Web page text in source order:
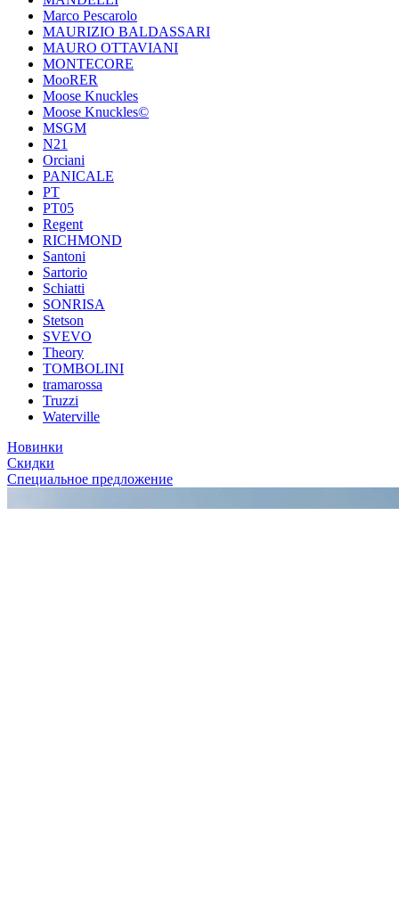
Marco Pescarolo
MAURIZIO BALDASSARI
MAURO OTTAVIANI
MONTECORE
MooRER
Moose Knuckles
Moose Knuckles©️
MSGM
N21
Orciani
PANICALE
PT
PT05
Regent
RICHMOND
Santoni
Sartorio
Schiatti
SONRISA
Stetson
SVEVO
Theory
TOMBOLINI
tramarossa
Truzzi
Waterville
Новинки
Скидки
Специальное предложение